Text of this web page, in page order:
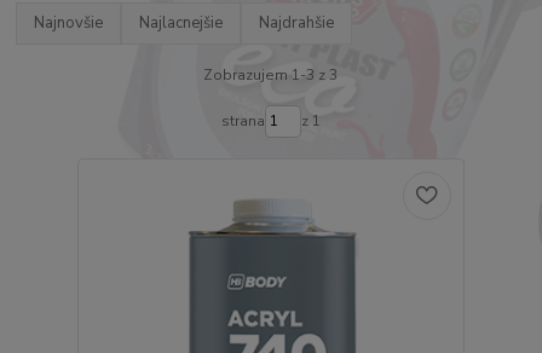
Najnovšie Najlacnejšie Najdrahšie
Zobrazujem 1-3 z 3
strana z 1